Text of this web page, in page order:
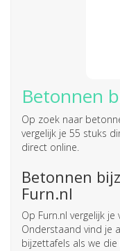
Betonnen
Op zoek naar
vergelijk je 55 stuks
direct online.
Betonnen
Furn.nl
Op Furn.nl vergelijk
Onderstaand vind je
bijzettafels als we